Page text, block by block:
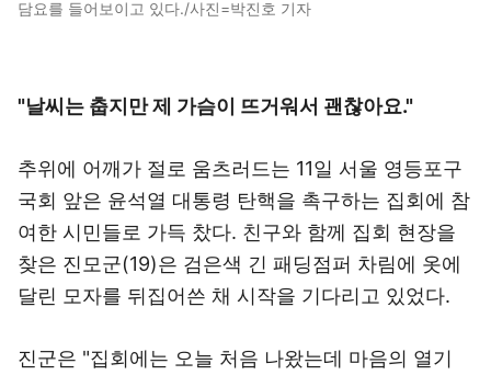
담요를 들어보이고 있다./사진=박진호 기자
"날씨는 춥지만 제 가슴이 뜨거워서 괜찮아요."
추위에 어깨가 절로 움츠러드는 11일 서울 영등포구
국회 앞은 윤석열 대통령 탄핵을 촉구하는 집회에 참
여한 시민들로 가득 찼다. 친구와 함께 집회 현장을
찾은 진모군(19)은 검은색 긴 패딩점퍼 차림에 옷에
달린 모자를 뒤집어쓴 채 시작을 기다리고 있었다.
진군은 "집회에는 오늘 처음 나왔는데 마음의 열기